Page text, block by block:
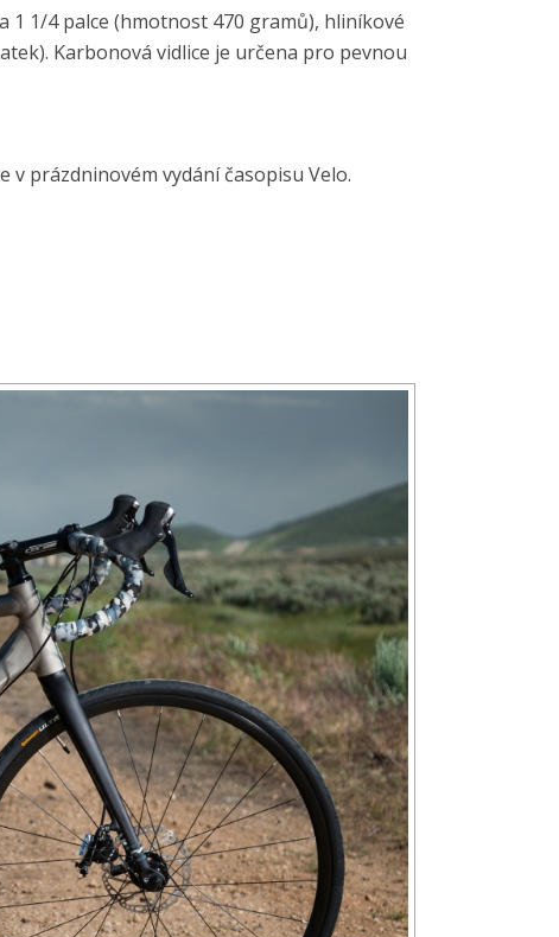
1 1/4 palce (hmotnost 470 gramů), hliníkové
Karbonová vidlice je určena pro pevnou
prázdninovém vydání časopisu Velo.